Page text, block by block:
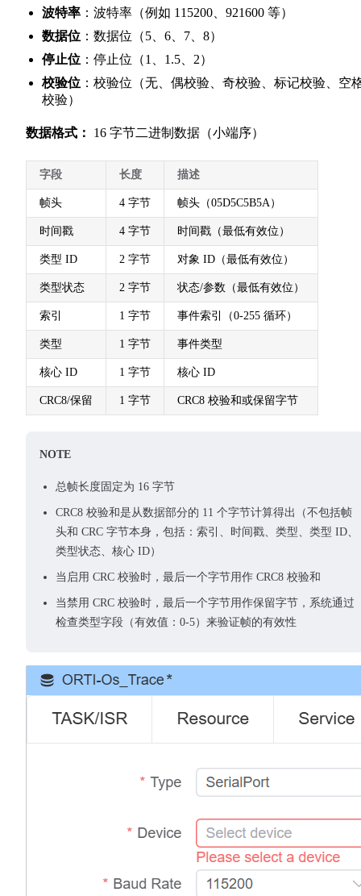
波特率 ：波特率（例如 115200、921600 等）
数据位 ：数据位（5、6、7、8）
停止位 ：停止位（1、1.5、2）
校验位 ：校验位（无、偶校验、奇校验、标记校验、空
校验）
数据格式： 16 字节二进制数据（小端序）
字段 长度 描述
帧头 4 字节 帧头（05D5C5B5A）
时间戳 4 字节 时间戳（最低有效位）
类型 ID 2 字节 对象 ID（最低有效位）
类型状态 2 字节 状态/参数（最低有效位）
索引 1 字节 事件索引（0-255 循环）
类型 1 字节 事件类型
核心 ID 1 字节 核心 ID
CRC8/保留 1 字节 CRC8 校验和或保留字节
NOTE
总帧长度固定为 16 字节
CRC8 校验和是从数据部分的 11 个字节计算得出（不包括帧
头和 CRC 字节本身，包括：索引、时间戳、类型、类型 ID、
类型状态、核心 ID）
当启用 CRC 校验时，最后一个字节用作 CRC8 校验和
当禁用 CRC 校验时，最后一个字节用作保留字节，系统通过
检查类型字段（有效值：0-5）来验证帧的有效性